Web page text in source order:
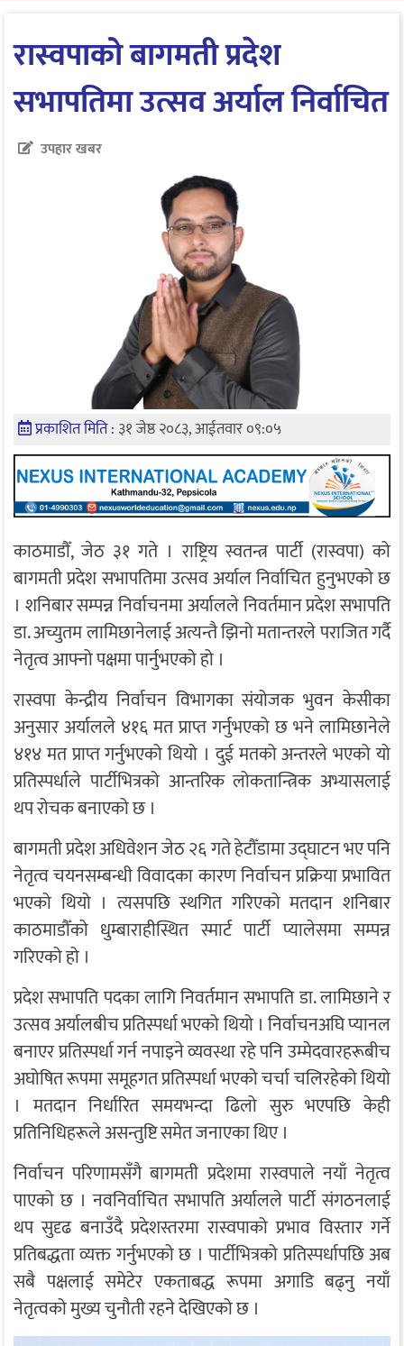
रास्वपाको बागमती प्रदेश
सभापतिमा उत्सव अर्याल निर्वाचित
उपहार खबर
प्रकाशित मिति : ३१ जेष्ठ २०८३, आईतवार ०९:०५
काठमाडौँ, जेठ ३१ गते । राष्ट्रिय स्वतन्त्र पार्टी (रास्वपा) को
बागमती प्रदेश सभापतिमा उत्सव अर्याल निर्वाचित हुनुभएको छ
। शनिबार सम्पन्न निर्वाचनमा अर्यालले निवर्तमान प्रदेश सभापति
डा. अच्युतम लामिछानेलाई अत्यन्तै झिनो मतान्तरले पराजित गर्दै
नेतृत्व आफ्नो पक्षमा पार्नुभएको हो ।
रास्वपा केन्द्रीय निर्वाचन विभागका संयोजक भुवन केसीका
अनुसार अर्यालले ४१६ मत प्राप्त गर्नुभएको छ भने लामिछानेले
४१४ मत प्राप्त गर्नुभएको थियो । दुई मतको अन्तरले भएको यो
प्रतिस्पर्धाले पार्टीभित्रको आन्तरिक लोकतान्त्रिक अभ्यासलाई
थप रोचक बनाएको छ ।
बागमती प्रदेश अधिवेशन जेठ २६ गते हेटौँडामा उद्घाटन भए पनि
नेतृत्व चयनसम्बन्धी विवादका कारण निर्वाचन प्रक्रिया प्रभावित
भएको थियो । त्यसपछि स्थगित गरिएको मतदान शनिबार
काठमाडौँको धुम्बाराहीस्थित स्मार्ट पार्टी प्यालेसमा सम्पन्न
गरिएको हो ।
प्रदेश सभापति पदका लागि निवर्तमान सभापति डा. लामिछाने र
उत्सव अर्यालबीच प्रतिस्पर्धा भएको थियो । निर्वाचनअघि प्यानल
बनाएर प्रतिस्पर्धा गर्न नपाइने व्यवस्था रहे पनि उम्मेदवारहरूबीच
अघोषित रूपमा समूहगत प्रतिस्पर्धा भएको चर्चा चलिरहेको थियो
। मतदान निर्धारित समयभन्दा ढिलो सुरु भएपछि केही
प्रतिनिधिहरूले असन्तुष्टि समेत जनाएका थिए ।
निर्वाचन परिणामसँगै बागमती प्रदेशमा रास्वपाले नयाँ नेतृत्व
पाएको छ । नवनिर्वाचित सभापति अर्यालले पार्टी संगठनलाई
थप सुदृढ बनाउँदै प्रदेशस्तरमा रास्वपाको प्रभाव विस्तार गर्ने
प्रतिबद्धता व्यक्त गर्नुभएको छ । पार्टीभित्रको प्रतिस्पर्धापछि अब
सबै पक्षलाई समेटेर एकताबद्ध रूपमा अगाडि बढ्नु नयाँ
नेतृत्वको मुख्य चुनौती रहने देखिएको छ ।